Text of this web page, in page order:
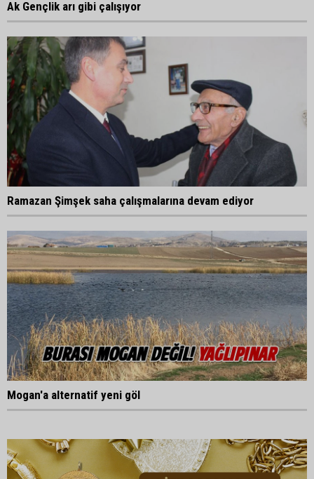
Ak Gençlik arı gibi çalışıyor
Ramazan Şimşek saha çalışmalarına devam ediyor
Mogan'a alternatif yeni göl